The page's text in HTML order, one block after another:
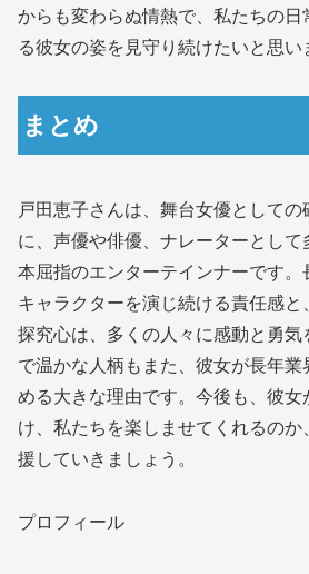
からも変わらぬ情熱で、私たちの
る彼女の姿を見守り続けたいと思い
まとめ
戸田恵子さんは、舞台女優として
に、声優や俳優、ナレーターとして
本屈指のエンターテインナーです。
キャラクターを演じ続ける責任感
探究心は、多くの人々に感動と勇気
で温かな人柄もまた、彼女が長年
める大きな理由です。今後も、彼女
け、私たちを楽しませてくれるの
援していきましょう。
プロフィール